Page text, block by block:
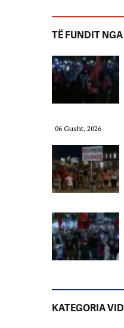
TË FUNDIT
06 Gusht, 2026
KATEGORIA